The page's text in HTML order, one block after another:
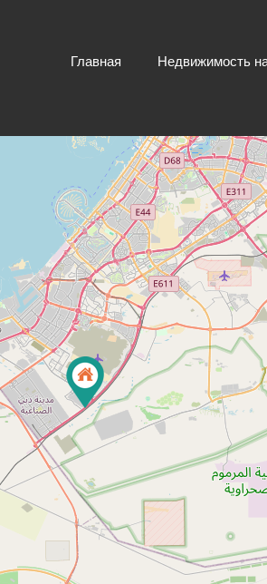
Главная Недвижимость